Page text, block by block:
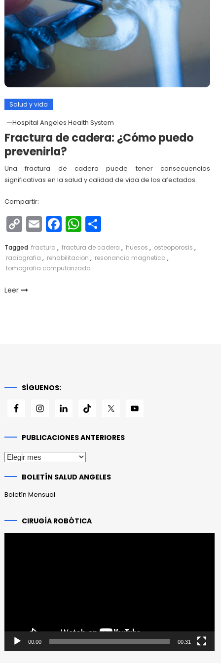
Salud y vida
Hospital Angeles Health System
Fractura de cadera: ¿Cómo puedo
prevenirla?
Una fractura de cadera puede tener consecuencias
significativas en la salud y calidad de vida de los afectados.
Compartir:
Copy
Link
EmailFacebook
WhatsApp
Compartir
Tagged fractura , fractura de cadera , huesos , osteoporosis ,
radiografia , rehabilitacion , resonancia magnetica ,
tomografia computarizada
Leer
SÍGUENOS:
PUBLICACIONES ANTERIORES
Publicaciones
BOLETÍN SALUD ANGELES
Boletín Mensual
CIRUGÍA ROBÓTICA
00:00 00:31